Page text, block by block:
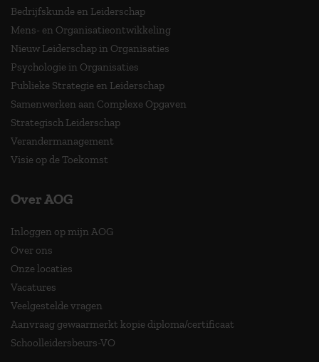
Bedrijfskunde en Leiderschap
Mens- en Organisatieontwikkeling
Nieuw Leiderschap in Organisaties
Psychologie in Organisaties
Publieke Strategie en Leiderschap
Samenwerken aan Complexe Opgaven
Strategisch Leiderschap
Verandermanagement
Visie op de Toekomst
Over AOG
Inloggen op mijn AOG
Over ons
Onze locaties
Vacatures
Veelgestelde vragen
Aanvraag gewaarmerkt kopie diploma/certificaat
Schoolleidersbeurs-VO